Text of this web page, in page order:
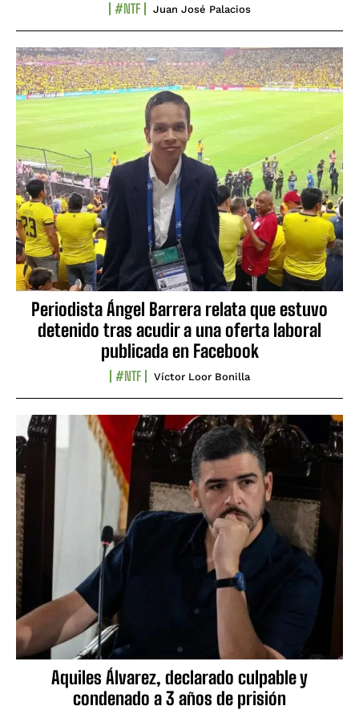
#NTF Juan José Palacios
Periodista Ángel Barrera relata que estuvo
detenido tras acudir a una oferta laboral
publicada en Facebook
#NTF Víctor Loor Bonilla
Aquiles Álvarez, declarado culpable y
condenado a 3 años de prisión